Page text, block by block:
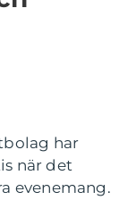
har
när det
evenemang.